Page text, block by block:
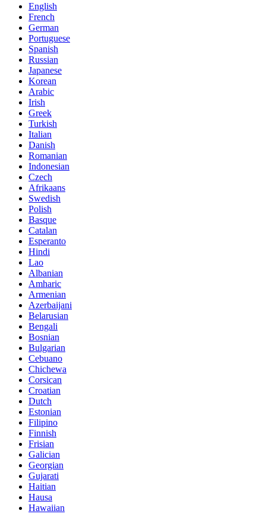
English
French
German
Portuguese
Spanish
Russian
Japanese
Korean
Arabic
Irish
Greek
Turkish
Italian
Danish
Romanian
Indonesian
Czech
Afrikaans
Swedish
Polish
Basque
Catalan
Esperanto
Hindi
Lao
Albanian
Amharic
Armenian
Azerbaijani
Belarusian
Bengali
Bosnian
Bulgarian
Cebuano
Chichewa
Corsican
Croatian
Dutch
Estonian
Filipino
Finnish
Frisian
Galician
Georgian
Gujarati
Haitian
Hausa
Hawaiian